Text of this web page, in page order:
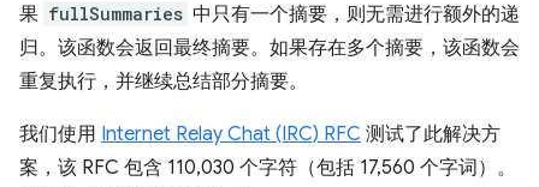
果 fullSummaries 中只有一个摘要，则无需进行额外的递
归。该函数会返回最终摘要。如果存在多个摘要，该函数会
重复执行，并继续总结部分摘要。
我们使用 Internet Relay Chat (IRC) RFC 测试了此解决方
案，该 RFC 包含 110,030 个字符（包括 17,560 个字词）。